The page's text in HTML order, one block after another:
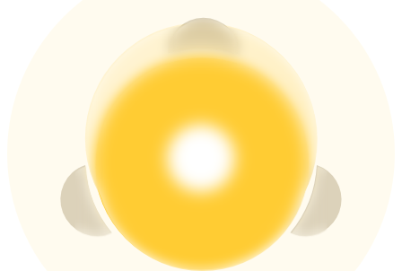
Thêm sự kiện
Nhận giải thưởng và phần thưởng độc quyền
Đăng ký